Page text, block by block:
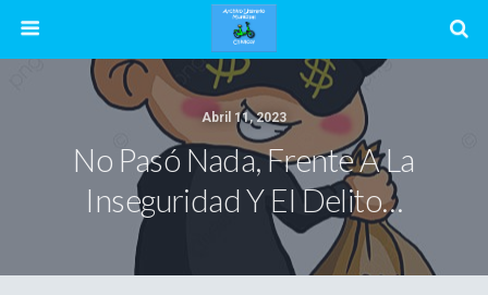
Abril 11, 2023
No Pasó Nada, Frente A La
Inseguridad Y El Delito…